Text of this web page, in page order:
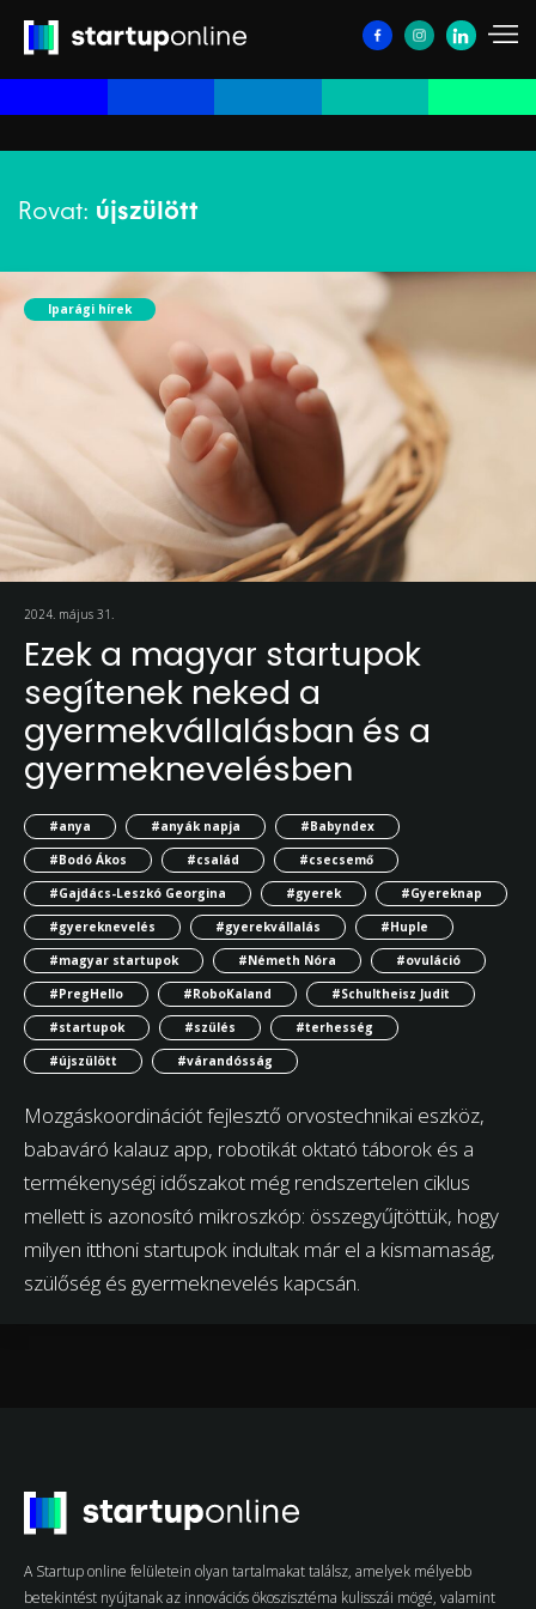
Rovat: újszülött
Iparági hírek
2024. május 31.
Ezek a magyar startupok
segítenek neked a
gyermekvállalásban és a
gyermeknevelésben
#anya #anyák napja
#Babyndex
#Bodó Ákos
#család
#csecsemő
#Gajdács-Leszkó Georgina
#gyerek
#Gyereknap
#gyereknevelés
#gyerekvállalás
#Huple
#magyar startupok
#Németh Nóra
#ovuláció
#PregHello
#RoboKaland
#Schultheisz Judit
#startupok
#szülés
#terhesség
#újszülött
#várandósság
Mozgáskoordinációt fejlesztő orvostechnikai eszköz,
babaváró kalauz app, robotikát oktató táborok és a
termékenységi időszakot még rendszertelen ciklus
mellett is azonosító mikroszkóp: összegyűjtöttük, hogy
milyen itthoni startupok indultak már el a kismamaság,
szülőség és gyermeknevelés kapcsán.
A Startup online felületein olyan tartalmakat találsz, amelyek mélyebb
betekintést nyújtanak az innovációs ökoszisztéma kulisszái mögé, valamint